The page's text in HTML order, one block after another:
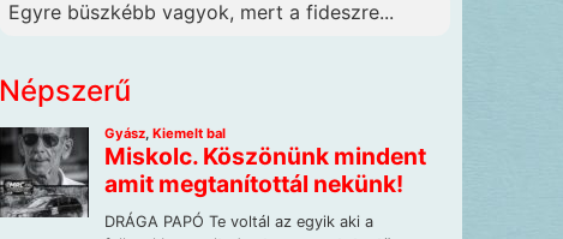
Egyre büszkébb vagyok, mert a fideszre...
Népszerű